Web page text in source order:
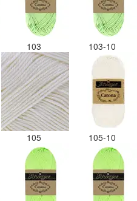
103 103-10
105 105-10